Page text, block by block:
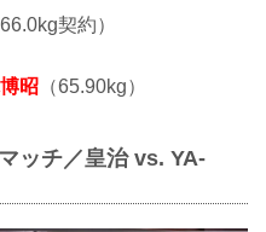
契約）
昭 （65.90kg）
ッチ／皇治 vs. YA-